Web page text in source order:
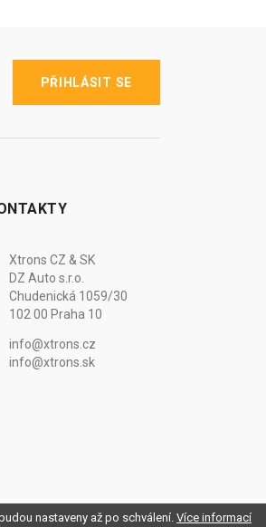
PŘIHLÁSIT SE
Xtrons CZ & SK
DZ Auto s.r.o.
Chudenická 1059/30
102 00 Praha 10
info@xtrons.cz
info@xtrons.sk
nastaveny až po schválení. Více informací